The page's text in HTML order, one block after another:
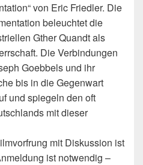
von Eric Friedler. Die
beleuchtet die
Gther Quandt als
Die Verbindungen
Goebbels und ihr
bis in die Gegenwart
und spiegeln den oft
mit dieser
mit Diskussion ist
ist notwendig –